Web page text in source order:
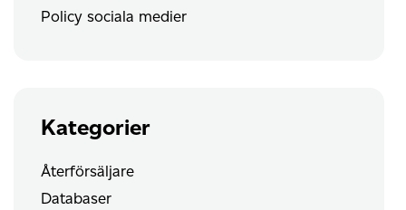
Policy sociala medier
Kategorier
Återförsäljare
Databaser